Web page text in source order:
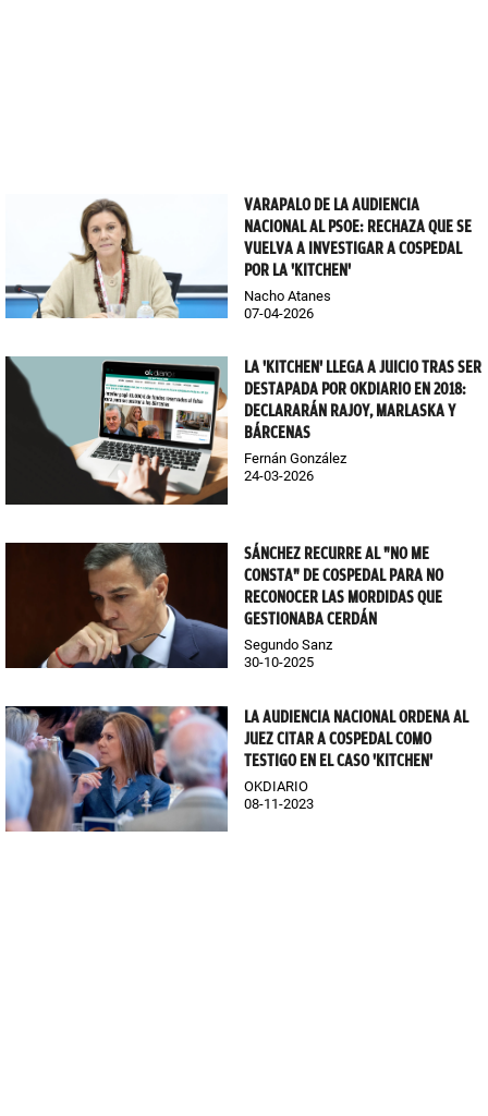
VARAPALO DE LA AUDIENCIA
NACIONAL AL PSOE: RECHAZA QUE SE
VUELVA A INVESTIGAR A COSPEDAL
POR LA 'KITCHEN'
Nacho Atanes
07-04-2026
LA 'KITCHEN' LLEGA A JUICIO TRAS SER
DESTAPADA POR OKDIARIO EN 2018:
DECLARARÁN RAJOY, MARLASKA Y
BÁRCENAS
Fernán González
24-03-2026
SÁNCHEZ RECURRE AL "NO ME
CONSTA" DE COSPEDAL PARA NO
RECONOCER LAS MORDIDAS QUE
GESTIONABA CERDÁN
Segundo Sanz
30-10-2025
LA AUDIENCIA NACIONAL ORDENA AL
JUEZ CITAR A COSPEDAL COMO
TESTIGO EN EL CASO 'KITCHEN'
OKDIARIO
08-11-2023